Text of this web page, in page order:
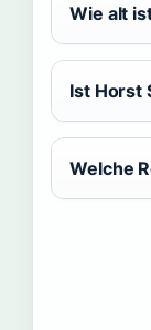
Wie alt
Ist Horst
Welche